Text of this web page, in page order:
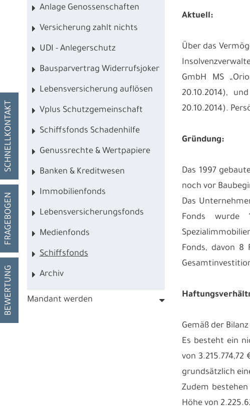
SCHNELLKONTAKT
FRAGEBOGEN
BEWERTUNG
Anlage Genossenschaften
Versicherung zahlt nichts
UDI - Anlegerschutz
Bausparvertrag Widerrufsjoker
Lebensversicherung auflösen
Vplus Schutzgemeinschaft
Schiffsfonds Schadenhilfe
Genussrechte & Wertpapiere
Banken & Kreditwesen
Immobilienfonds
Lebensversicherungsfonds
Medienfonds
Schiffsfonds
Archiv
Mandant werden
Aktuell:
Über das
GmbH MS
20.10.2014),
20.10.2014).
Gründung:
Das 1997
noch vor
Das
Fonds wurde
Fonds, davon 8
Gemäß der
Es besteht ein
von
grundsätzlich
Zudem
Höhe von